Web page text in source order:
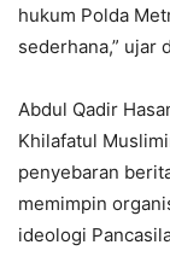
hukum Polda
sederhana,” ujar
Abdul Qadir
Khilafatul
penyebaran
memimpin
ideologi